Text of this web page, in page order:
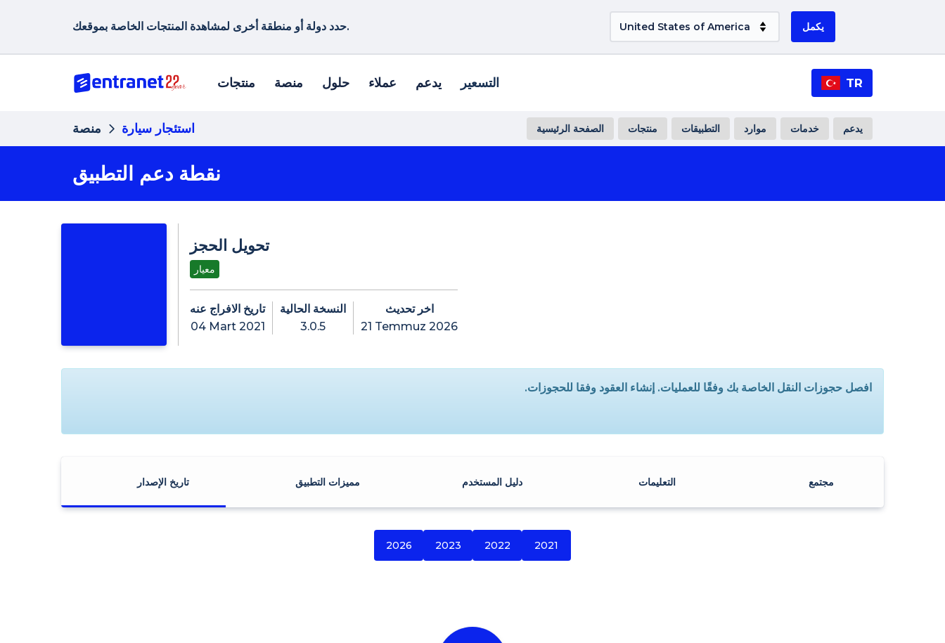
حدد دولة أو منطقة أخرى لمشاهدة المنتجات الخاصة بموقعك. يكمل
منتجات منصة حلول عملاء يدعم التسعير TR
منصة استئجار سيارة الصفحة الرئيسية منتجات التطبيقات موارد خدمات يدعم
نقطة دعم التطبيق
تحويل الحجز
معيار
تاريخ الافراج عنه
04 Mart 2021
النسخة الحالية
3.0.5
اخر تحديث
21 Temmuz 2026
افصل حجوزات النقل الخاصة بك وفقًا للعمليات. إنشاء العقود وفقا للحجوزات.
تاريخ الإصدار مميزات التطبيق دليل المستخدم التعليمات مجتمع
2026 2023 2022 2021